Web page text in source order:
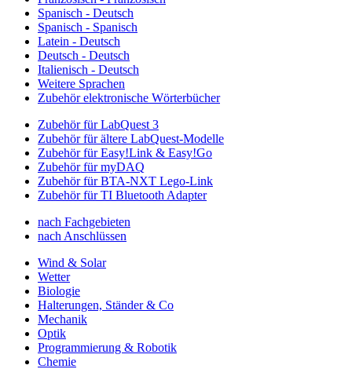
Spanisch - Deutsch
Spanisch - Spanisch
Latein - Deutsch
Deutsch - Deutsch
Italienisch - Deutsch
Weitere Sprachen
Zubehör elektronische Wörterbücher
Zubehör für LabQuest 3
Zubehör für ältere LabQuest-Modelle
Zubehör für Easy!Link & Easy!Go
Zubehör für myDAQ
Zubehör für BTA-NXT Lego-Link
Zubehör für TI Bluetooth Adapter
nach Fachgebieten
nach Anschlüssen
Wind & Solar
Wetter
Biologie
Halterungen, Ständer & Co
Mechanik
Optik
Programmierung & Robotik
Chemie